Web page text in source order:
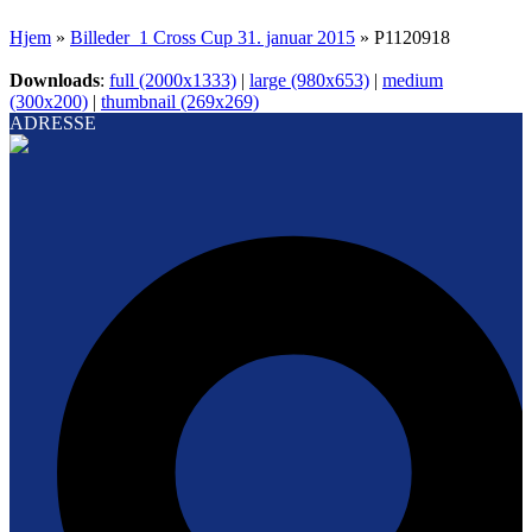
Hjem » Billeder_1 Cross Cup 31. januar 2015 » P1120918
Downloads: full (2000x1333) | large (980x653) | medium
(300x200) | thumbnail (269x269)
ADRESSE